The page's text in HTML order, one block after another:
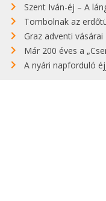
Szent Iván-éj – A
Tombolnak az
Graz adventi vásárai
Már 200 éves a
A nyári napforduló éjjelén